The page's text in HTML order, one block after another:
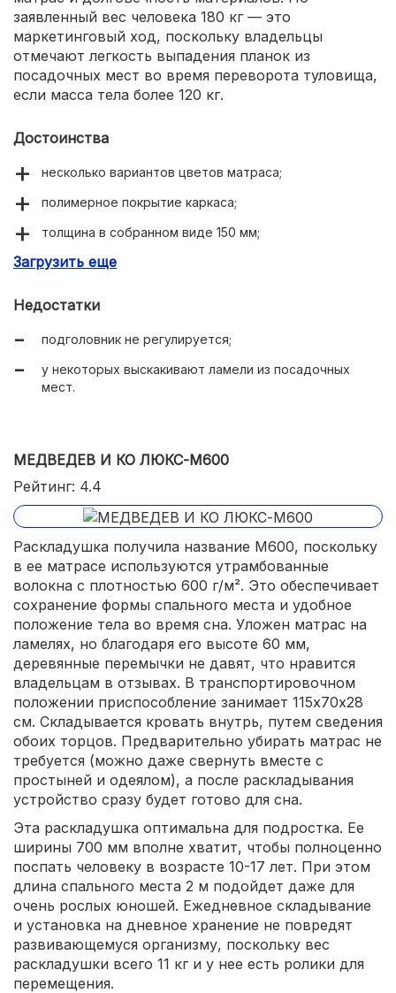
заявленный вес человека 180 кг — это
маркетинговый ход, поскольку владельцы
отмечают легкость выпадения планок из
посадочных мест во время переворота туловища,
если масса тела более 120 кг.
Достоинства
несколько вариантов цветов матраса;
полимерное покрытие каркаса;
толщина в собранном виде 150 мм;
выдерживает массу пользователя 120 кг.
Загрузить еще
Недостатки
подголовник не регулируется;
у некоторых выскакивают ламели из посадочных
мест.
МЕДВЕДЕВ И КО ЛЮКС-М600
Рейтинг: 4.4
Раскладушка получила название М600, поскольку
в ее матрасе используются утрамбованные
волокна с плотностью 600 г/м². Это обеспечивает
сохранение формы спального места и удобное
положение тела во время сна. Уложен матрас на
ламелях, но благодаря его высоте 60 мм,
деревянные перемычки не давят, что нравится
владельцам в отзывах. В транспортировочном
положении приспособление занимает 115х70х28
см. Складывается кровать внутрь, путем сведения
обоих торцов. Предварительно убирать матрас не
требуется (можно даже свернуть вместе с
простыней и одеялом), а после раскладывания
устройство сразу будет готово для сна.
Эта раскладушка оптимальна для подростка. Ее
ширины 700 мм вполне хватит, чтобы полноценно
поспать человеку в возрасте 10-17 лет. При этом
длина спального места 2 м подойдет даже для
очень рослых юношей. Ежедневное складывание
и установка на дневное хранение не повредят
развивающемуся организму, поскольку вес
раскладушки всего 11 кг и у нее есть ролики для
перемещения.